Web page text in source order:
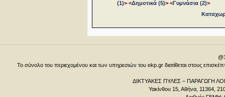
(1)> <Δημοτικά (5)> <Γυμνάσια (2)>
Το σύνολο του περιεχομένου και των υπηρεσιών του ekp.gr διατίθεται στους
ΔΙΚΤΥΑΚΕΣ ΠΥΛΕΣ – ΠΑΡΑΓΩΓΗ
Υακίνθου 15, Αθήνα, 11364,